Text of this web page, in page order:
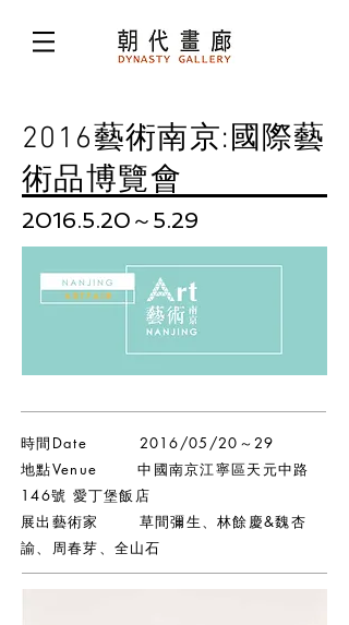
2016藝術南京:國際藝
術品博覽會
2016.5.20 ～5.29
時間Date 2016/05/20～29
地點Venue 中國南京江寧區天元中路
146號 愛丁堡飯店
展出藝術家 草間彌生、林餘慶&魏杏
諭、周春芽、全山石